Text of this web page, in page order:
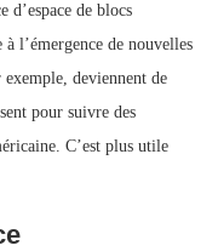
d’espace de blocs
l’émergence de nouvelles
deviennent de
pour suivre des
C’est plus utile